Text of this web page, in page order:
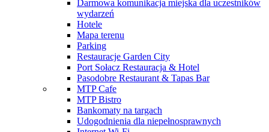
Darmowa komunikacja miejska dla uczestników
wydarzeń
Hotele
Mapa terenu
Parking
Restauracje Garden City
Port Sołacz Restauracja & Hotel
Pasodobre Restaurant & Tapas Bar
MTP Cafe
MTP Bistro
Bankomaty na targach
Udogodnienia dla niepełnosprawnych